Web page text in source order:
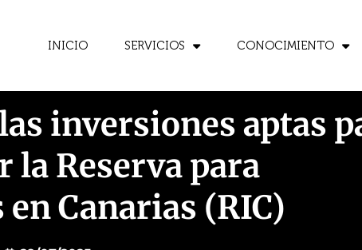
INICIO SERVICIOS CONOCIMIENTO
inversiones aptas
Reserva para
Canarias (RIC)